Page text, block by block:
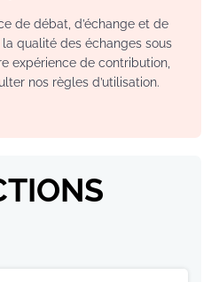
de débat, d’échange et de
qualité des échanges sous
expérience de contribution,
nos règles d’utilisation.